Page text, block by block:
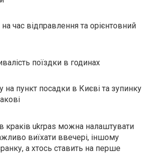
на час відправлення та орієнтовний
поїздки в годинах
на пункт посадки в Києві та зупинку
краків ukrpas можна налаштувати
виїхати ввечері, іншому
а хтось ставить на перше